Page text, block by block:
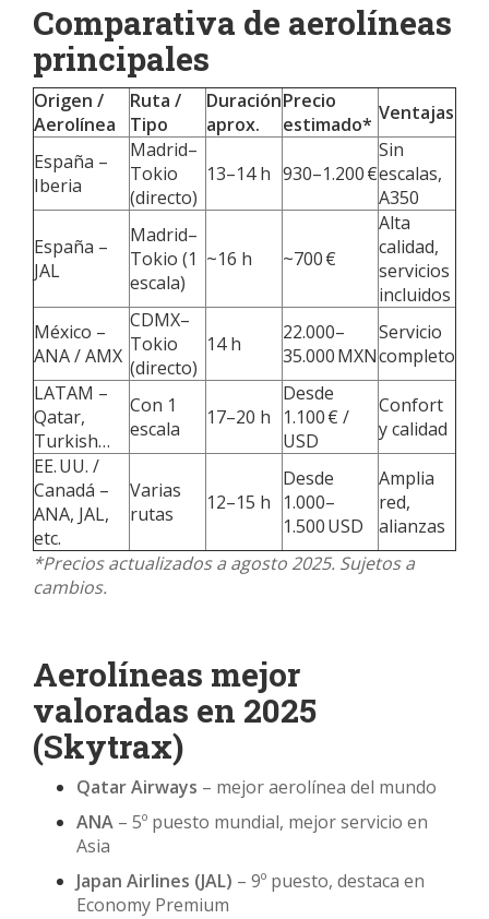
Comparativa de aerolíneas
principales
Origen /
Aerolínea
Ruta /
Tipo
Duración
aprox.
Precio
estimado* Ventajas
España –
Iberia
Madrid–
Tokio
(directo)
13–14 h 930–1.200 €
Sin
escalas,
A350
España –
JAL
Madrid–
Tokio (1
escala)
~16 h ~700 €
Alta
calidad,
servicios
incluidos
México –
ANA / AMX
CDMX–
Tokio
(directo)
14 h
22.000–
35.000 MXN
Servicio
completo
LATAM –
Qatar,
Turkish…
Con 1
escala
17–20 h
Desde
1.100 € /
USD
Confort
y calidad
EE. UU. /
Canadá –
ANA, JAL,
etc.
Varias
rutas
12–15 h
Desde
1.000–
1.500 USD
Amplia
red,
alianzas
*Precios actualizados a agosto 2025. Sujetos a
cambios.
Aerolíneas mejor
valoradas en 2025
(Skytrax)
Qatar Airways – mejor aerolínea del mundo
ANA – 5º puesto mundial, mejor servicio en
Asia
Japan Airlines (JAL) – 9º puesto, destaca en
Economy Premium